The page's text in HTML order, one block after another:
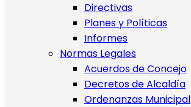
Directivas
Planes y Políticas
Informes
Normas Legales
Acuerdos de Concejo
Decretos de Alcaldía
Ordenanzas Municipal